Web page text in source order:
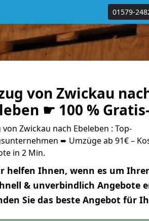
01579-
von Zwickau
☛ 100 %
von Zwickau nach Ebeleben : Top-
➨ Umzüge ab 91€ –
in 2 Min.
helfen Ihnen, wenn es um
& unverbindlich Angebote
Sie das beste Angebot für